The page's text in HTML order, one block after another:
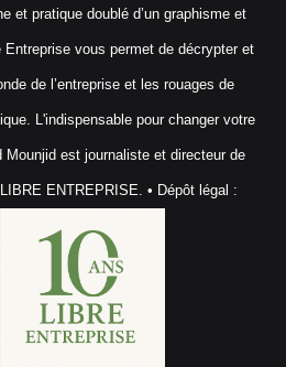
et pratique doublé d’un graphisme et
vous permet de décrypter et
de l’entreprise et les rouages de
L'indispensable pour changer votre
Mounjid est journaliste et directeur de
ENTREPRISE. • Dépôt légal :